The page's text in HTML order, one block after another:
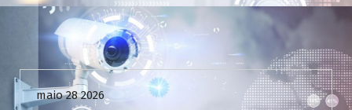
e
Uncategorized
maio 28 2026